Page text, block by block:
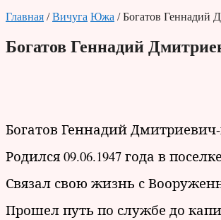
Главная /Вичуга Южа / Богатов Геннадий
Богатов Геннадий
Богатов Геннадий
Родился 09.06.1947 года в
Связал свою жизнь с
Прошел путь по службе до